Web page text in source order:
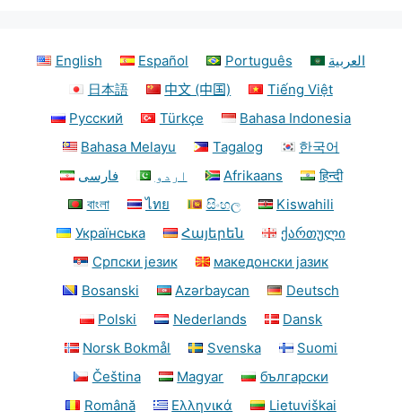
English Español Português
العربية
日本語
中文 (中国)
Tiếng Việt
Русский
Türkçe
Bahasa Indonesia
Bahasa Melayu
Tagalog
한국어
فارسی
اردو Afrikaans
हिन्दी
বাংলা
ไทย සිංහල
Kiswahili
Українська
Հայերեն
ქართული
Српски језик
македонски јазик
Bosanski
Azərbaycan
Deutsch
Polski
Nederlands
Dansk
Norsk Bokmål
Svenska
Suomi
Čeština
Magyar
български
Română
Ελληνικά Lietuviškai